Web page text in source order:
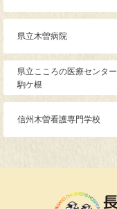
県立木曽病院
県立こころの医療センター
駒ケ根
信州木曽看護専門学校